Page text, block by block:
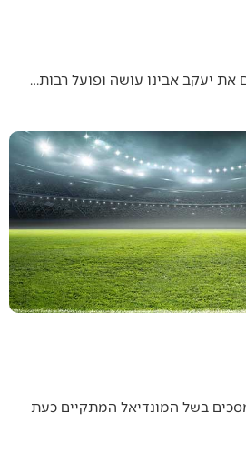
את יעקב אבינו עושה ופועל רבות…
בשל המונדיאל המתקיים כעת